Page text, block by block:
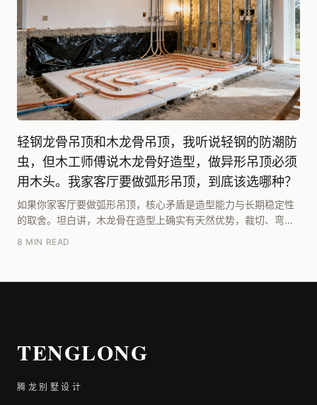
轻钢龙骨吊顶和木龙骨吊顶，我听说轻钢的防潮防
虫，但木工师傅说木龙骨好造型，做异形吊顶必须
用木头。我家客厅要做弧形吊顶，到底该选哪种？
如果你家客厅要做弧形吊顶，核心矛盾是造型能力与长期稳定性
的取舍。坦白讲，木龙骨在造型上确实有天然优势，裁切、弯曲
8 MIN READ
TENGLONG
腾龙别墅设计